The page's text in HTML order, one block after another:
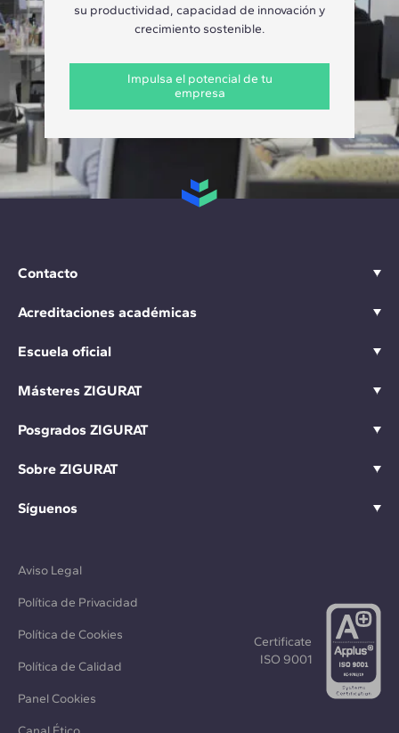
su productividad, capacidad de innovación y
crecimiento sostenible.
Impulsa el potencial de tu
empresa
Contacto
Acreditaciones académicas
Escuela oficial
Másteres ZIGURAT
Posgrados ZIGURAT
Sobre ZIGURAT
Síguenos
Aviso Legal
Política de Privacidad
Política de Cookies
Política de Calidad
Panel Cookies
Certificate
ISO 9001